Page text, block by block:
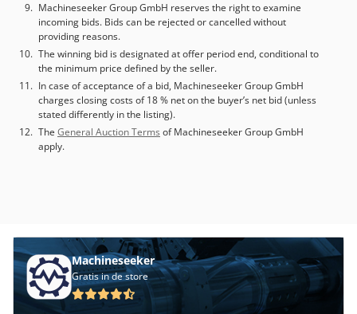
Machineseeker Group GmbH reserves the right to examine
incoming bids. Bids can be rejected or cancelled without
providing reasons.
The winning bid is designated at offer period end, conditional to
the minimum price defined by the seller.
In case of acceptance of a bid, Machineseeker Group GmbH
charges closing costs of 18 % net on the buyer’s net bid (unless
stated differently in the listing).
The General Auction Terms of Machineseeker Group GmbH
apply.
Machineseeker
Gratis in de store